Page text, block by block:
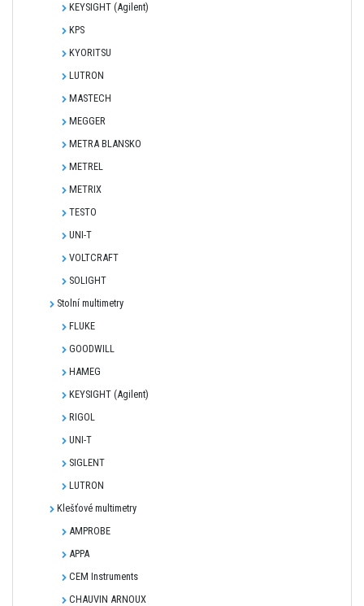
KEYSIGHT (Agilent)
KPS
KYORITSU
LUTRON
MASTECH
MEGGER
METRA BLANSKO
METREL
METRIX
TESTO
UNI-T
VOLTCRAFT
SOLIGHT
Stolní multimetry
FLUKE
GOODWILL
HAMEG
KEYSIGHT (Agilent)
RIGOL
UNI-T
SIGLENT
LUTRON
Klešťové multimetry
AMPROBE
APPA
CEM Instruments
CHAUVIN ARNOUX